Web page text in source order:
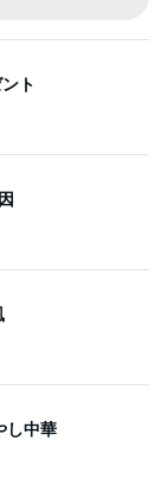
ト
し中華